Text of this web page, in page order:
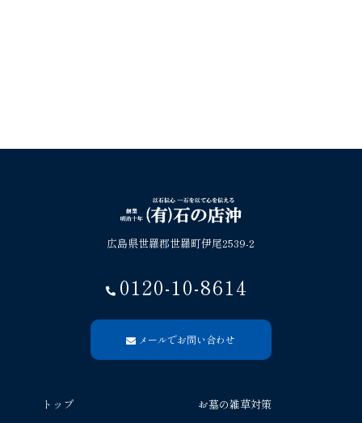
広島県世羅郡世羅町伊尾2539-2
0120-10-8614
メールでお問い合わせ
トップ
お墓の雑草対策